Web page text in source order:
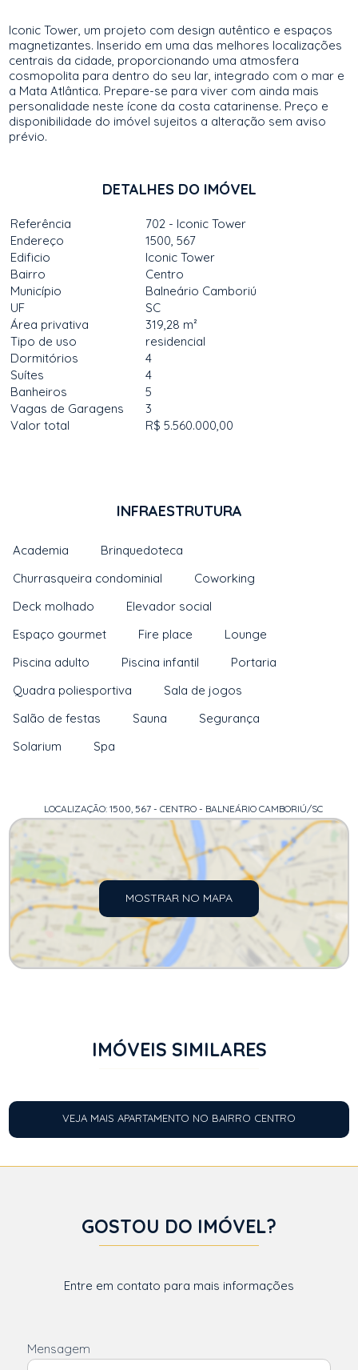
Iconic Tower, um projeto com design autêntico e espaços
magnetizantes. Inserido em uma das melhores localizações
centrais da cidade, proporcionando uma atmosfera
cosmopolita para dentro do seu lar, integrado com o mar e
a Mata Atlântica. Prepare-se para viver com ainda mais
personalidade neste ícone da costa catarinense. Preço e
disponibilidade do imóvel sujeitos a alteração sem aviso
prévio.
DETALHES DO IMÓVEL
Referência
702 - Iconic Tower
Endereço
1500, 567
Edificio
Iconic Tower
Bairro
Centro
Município
Balneário Camboriú
UF
SC
Área privativa
319,28 m²
Tipo de uso
residencial
Dormitórios
4
Suítes
4
Banheiros
5
Vagas de Garagens
3
Valor total
R$ 5.560.000,00
INFRAESTRUTURA
Academia
Brinquedoteca
Churrasqueira condominial
Coworking
Deck molhado
Elevador social
Espaço gourmet
Fire place
Lounge
Piscina adulto
Piscina infantil
Portaria
Quadra poliesportiva
Sala de jogos
Salão de festas
Sauna
Segurança
Solarium
Spa
LOCALIZAÇÃO: 1500, 567 - CENTRO - BALNEÁRIO CAMBORIÚ/SC
MOSTRAR NO MAPA
IMÓVEIS SIMILARES
VEJA MAIS APARTAMENTO NO BAIRRO CENTRO
GOSTOU DO IMÓVEL?
Entre em contato para mais informações
Mensagem